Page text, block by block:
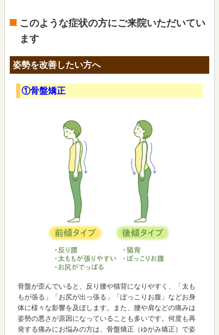
このような症状の方にご来院いただいてい
ます
姿勢を改善したい方へ
①骨盤矯正
骨盤が歪んでいると、反り腰や猫背になりやすく、「太も
もが張る」「お尻が出っ張る」「ぽっこりお腹」などお身
体に様々な影響を及ぼします。また、腰や肩などの痛みは
姿勢の悪さが原因になっていることも多いです。何度も再
発する痛みにお悩みの方は、骨盤矯正（ゆがみ矯正）で姿